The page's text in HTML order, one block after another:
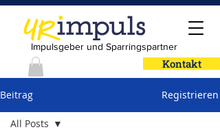
Impulsgeber und Sparringspartner
Kontakt
Beitrag Registrieren
All Posts